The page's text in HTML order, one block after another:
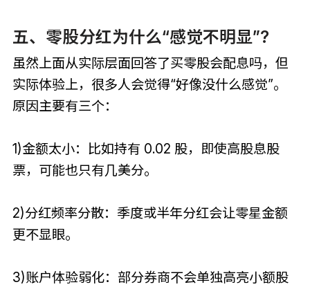
五、零股分红为什么“感觉不明显”?
虽然上面从实际层面回答了买零股会配息吗，但
实际体验上，很多人会觉得“好像没什么感觉”。
原因主要有三个：
1)金额太小：比如持有 0.02 股，即使高股息股
票，可能也只有几美分。
2)分红频率分散：季度或半年分红会让零星金额
更不显眼。
3)账户体验弱化：部分券商不会单独高亮小额股